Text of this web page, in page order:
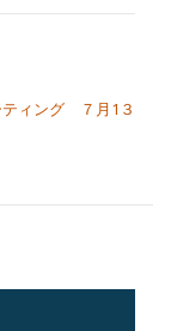
ティング ７月1３